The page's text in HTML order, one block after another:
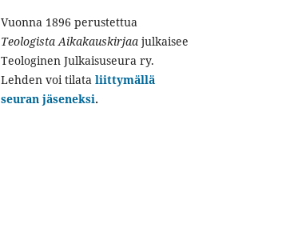
Vuonna 1896 perustettua
Teologista Aikakauskirjaa julkaisee
Teologinen Julkaisuseura ry.
Lehden voi tilata liittymällä
seuran jäseneksi.